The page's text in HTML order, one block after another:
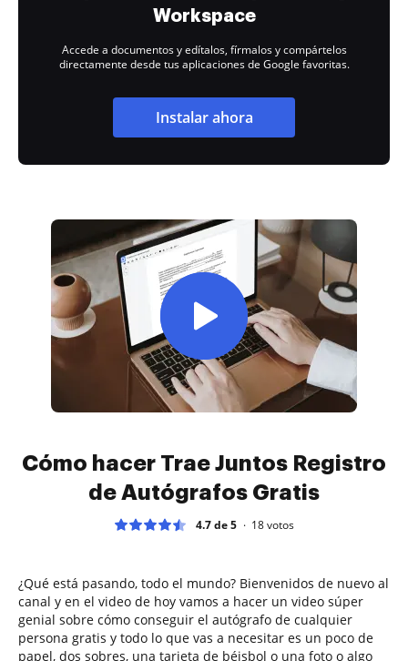
Workspace
Accede a documentos y edítalos, fírmalos y compártelos
directamente desde tus aplicaciones de Google favoritas.
Instalar ahora
Cómo hacer Trae Juntos Registro
de Autógrafos Gratis
4.7 de 5 18votos
¿Qué está pasando, todo el mundo? Bienvenidos de nuevo al
canal y en el video de hoy vamos a hacer un video súper
genial sobre cómo conseguir el autógrafo de cualquier
persona gratis y todo lo que vas a necesitar es un poco de
papel, dos sobres, una tarjeta de béisbol o una foto o algo